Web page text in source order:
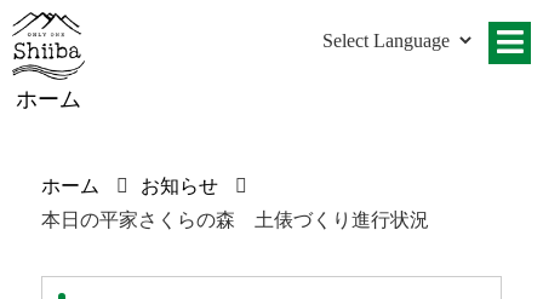
ホーム
ホーム
お知らせ
本日の平家さくらの森 土俵づくり進行状況